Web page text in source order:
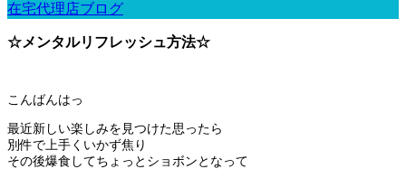
在宅代理店ブログ
☆メンタルリフレッシュ方法☆
こんばんはっ
最近新しい楽しみを見つけた思ったら
別件で上手くいかず焦り
その後爆食してちょっとショボンとなって